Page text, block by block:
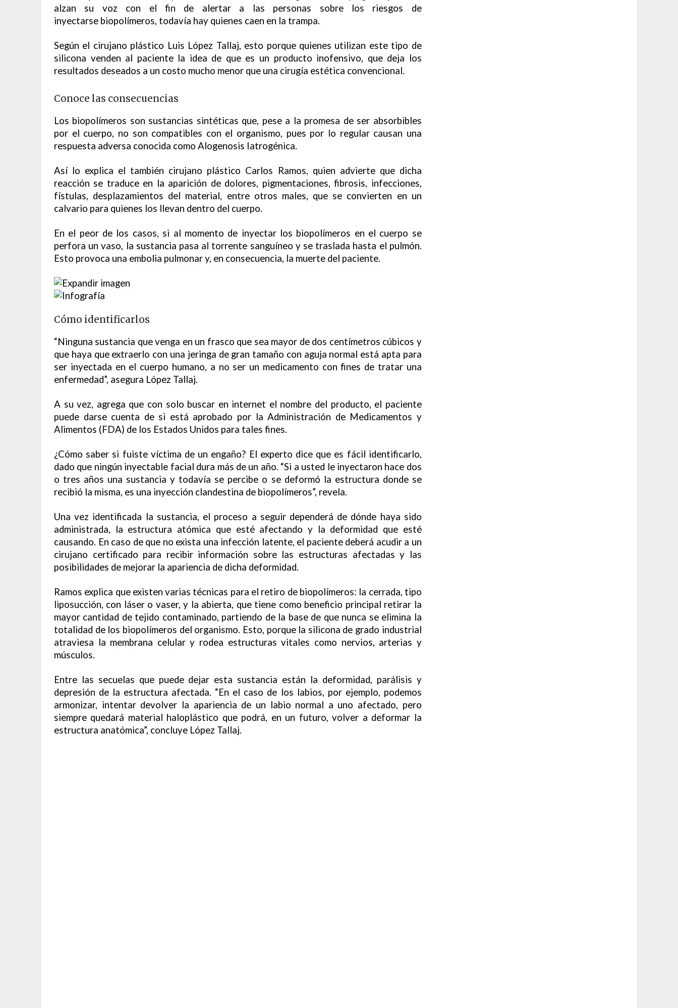
alzan su voz con el fin de alertar a las personas sobre los riesgos de
inyectarse biopolímeros, todavía hay quienes caen en la trampa.
Según el cirujano plástico Luis López Tallaj, esto porque quienes utilizan este tipo de
silicona venden al paciente la idea de que es un producto inofensivo, que deja los
resultados deseados a un costo mucho menor que una cirugía estética convencional.
Conoce las consecuencias
Los biopolímeros son sustancias sintéticas que, pese a la promesa de ser absorbibles
por el cuerpo, no son compatibles con el organismo, pues por lo regular causan una
respuesta adversa conocida como Alogenosis Iatrogénica.
Así lo explica el también cirujano plástico Carlos Ramos, quien advierte que dicha
reacción se traduce en la aparición de dolores, pigmentaciones, fibrosis, infecciones,
fístulas, desplazamientos del material, entre otros males, que se convierten en un
calvario para quienes los llevan dentro del cuerpo.
En el peor de los casos, si al momento de inyectar los biopolímeros en el cuerpo se
perfora un vaso, la sustancia pasa al torrente sanguíneo y se traslada hasta el pulmón.
Esto provoca una embolia pulmonar y, en consecuencia, la muerte del paciente.
Cómo identificarlos
“Ninguna sustancia que venga en un frasco que sea mayor de dos centímetros cúbicos y
que haya que extraerlo con una jeringa de gran tamaño con aguja normal está apta para
ser inyectada en el cuerpo humano, a no ser un medicamento con fines de tratar una
enfermedad”, asegura López Tallaj.
A su vez, agrega que con solo buscar en internet el nombre del producto, el paciente
puede darse cuenta de si está aprobado por la Administración de Medicamentos y
Alimentos (FDA) de los Estados Unidos para tales fines.
¿Cómo saber si fuiste víctima de un engaño? El experto dice que es fácil identificarlo,
dado que ningún inyectable facial dura más de un año. “Si a usted le inyectaron hace dos
o tres años una sustancia y todavía se percibe o se deformó la estructura donde se
recibió la misma, es una inyección clandestina de biopolímeros”, revela.
Una vez identificada la sustancia, el proceso a seguir dependerá de dónde haya sido
administrada, la estructura atómica que esté afectando y la deformidad que esté
causando. En caso de que no exista una infección latente, el paciente deberá acudir a un
cirujano certificado para recibir información sobre las estructuras afectadas y las
posibilidades de mejorar la apariencia de dicha deformidad.
Ramos explica que existen varias técnicas para el retiro de biopolímeros: la cerrada, tipo
liposucción, con láser o vaser, y la abierta, que tiene como beneficio principal retirar la
mayor cantidad de tejido contaminado, partiendo de la base de que nunca se elimina la
totalidad de los biopolímeros del organismo. Esto, porque la silicona de grado industrial
atraviesa la membrana celular y rodea estructuras vitales como nervios, arterias y
músculos.
Entre las secuelas que puede dejar esta sustancia están la deformidad, parálisis y
depresión de la estructura afectada. “En el caso de los labios, por ejemplo, podemos
armonizar, intentar devolver la apariencia de un labio normal a uno afectado, pero
siempre quedará material haloplástico que podrá, en un futuro, volver a deformar la
estructura anatómica”, concluye López Tallaj.